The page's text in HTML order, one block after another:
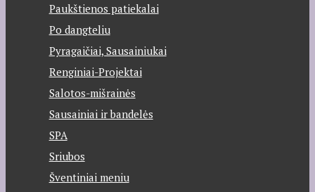
Paukštienos patiekalai
Po dangteliu
Pyragaičiai, Sausainiukai
Renginiai-Projektai
Salotos-mišrainės
Sausainiai ir bandelės
SPA
Sriubos
Šventiniai meniu